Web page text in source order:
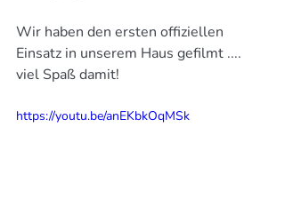
Wir haben den ersten offiziellen
Einsatz in unserem Haus gefilmt ....
viel Spaß damit!
https://youtu.be/anEKbkOqMSk